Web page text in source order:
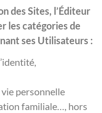
des Sites, l’Éditeur
les catégories de
ses Utilisateurs :
personnelle
familiale…, hors